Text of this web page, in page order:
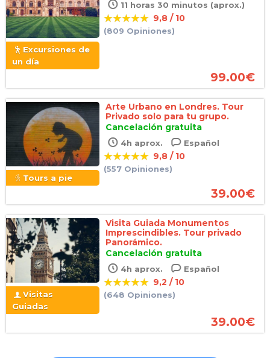
Excursiones de
un día
11 horas 30 minutos (aprox.)
9,8 / 10
(809 Opiniones)
99.00€
Tours a pie
Arte Urbano en Londres. Tour
Privado solo para tu grupo.
Cancelación gratuita
4h aprox. Español
9,8 / 10
(557 Opiniones)
39.00€
Visitas
Guiadas
Visita Guiada Monumentos
Imprescindibles. Tour privado
Panorámico.
Cancelación gratuita
4h aprox. Español
9,2 / 10
(648 Opiniones)
39.00€